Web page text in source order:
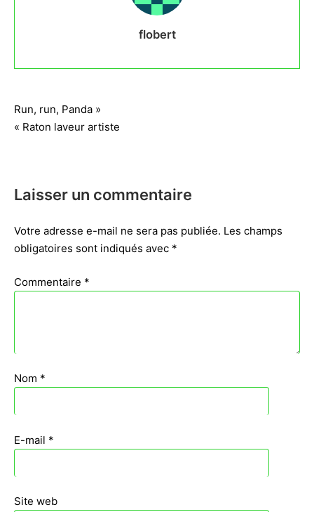
flobert
Navigation
de
Run, run, Panda »
« Raton laveur artiste
Laisser un commentaire
Votre adresse e-mail ne sera pas publiée. Les champs
obligatoires sont indiqués avec *
Commentaire *
Nom *
E-mail *
Site web